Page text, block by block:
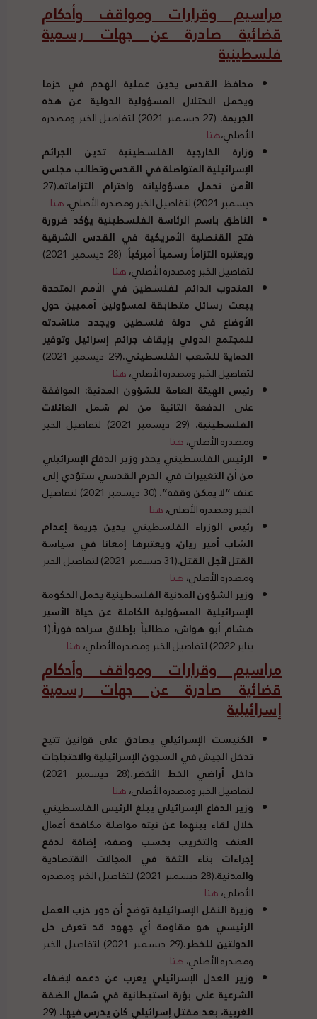
مراسيم وقرارات ومواقف وأحكام
قضائية صادرة عن جهات رسمية
فلسطينية
محافظ القدس يدين عملية الهدم في حزما
ويحمل الاحتلال المسؤولية الدولية عن هذه
الجريمة.
(27 ديسمبر 2021) لتفاصيل الخبر ومصدره
الأصلي،هنا
وزارة الخارجية الفلسطينية تدين الجرائم
الإسرائيلية المتواصلة في القدس وتطالب مجلس
الأمن تحمل مسؤولياته واحترام التزاماته.
(27
ديسمبر 2021) لتفاصيل الخبر ومصدره الأصلي،
هنا
الناطق باسم الرئاسة الفلسطينية يؤكد ضرورة
فتح القنصلية الأمريكية في القدس الشرقية
ويعتبره التزاماً رسمياً أميركياً
. (28 ديسمبر 2021)
لتفاصيل الخبر ومصدره الأصلي،هنا
المندوب الدائم لفلسطين في الأمم المتحدة
يبعث رسائل متطابقة لمسؤولين أمميين حول
الأوضاع في دولة فلسطين ويجدد مناشدته
للمجتمع الدولي بإيقاف جرائم إسرائيل وتوفير
الحماية للشعب الفلسطيني.
(29 ديسمبر 2021)
لتفاصيل الخبر ومصدره الأصلي،هنا
رئيس الهيئة العامة للشؤون المدنية: الموافقة
على الدفعة الثانية من لم شمل العائلات
الفلسطينية.
(29 ديسمبر 2021) لتفاصيل الخبر
ومصدره الأصلي،هنا
الرئيس الفلسطيني يحذر وزير الدفاع الإسرائيلي
من أن التغييرات في الحرم القدسي ستؤدي إلى
عنف“لا يمكن وقفه“.
(30 ديسمبر 2021) لتفاصيل
الخبر ومصدره الأصلي،هنا
رئيس الوزراء الفلسطيني يدين جريمة إعدام
الشاب أمير ريان، ويعتبرها إمعانا في سياسة
القتل لأجل القتل.
(31 ديسمبر 2021) لتفاصيل الخبر
ومصدره الأصلي،هنا
وزير الشؤون المدنية الفلسطينية يحمل الحكومة
الإسرائيلية المسؤولية الكاملة عن حياة الأسير
هشام أبو هواش، مطالباً بإطلاق سراحه فوراً.
(1
يناير 2022) لتفاصيل الخبر ومصدره الأصلي،
هنا
مراسيم وقرارات ومواقف وأحكام
قضائية صادرة عن جهات رسمية
إسرائيلية
الكنيست الإسرائيلي يصادق على قوانين تتيح
تدخل الجيش في السجون الإسرائيلية والاحتجاجات
داخل أراضي الخط الأخضر.
(28 ديسمبر 2021)
لتفاصيل الخبر ومصدره الأصلي،هنا
وزير الدفاع الإسرائيلي يبلغ الرئيس الفلسطيني
خلال لقاء بينهما عن نيته مواصلة مكافحة أعمال
العنف والتخريب بحسب وصفه، إضافة لدفع
إجراءات بناء الثقة في المجالات الاقتصادية
والمدنية.
(28 ديسمبر 2021) لتفاصيل الخبر ومصدره
الأصلي،هنا
وزيرة النقل الإسرائيلية توضح أن دور حزب العمل
الرئيسي هو مقاومة أي جهود قد تعرض حل
الدولتين للخطر.
(29 ديسمبر 2021) لتفاصيل الخبر
ومصدره الأصلي،هنا
وزير العدل الإسرائيلي يعرب عن دعمه لإضفاء
الشرعية على بؤرة استيطانية في شمال الضفة
الغربية، بعد مقتل إسرائيلي كان يدرس فيها.
(29